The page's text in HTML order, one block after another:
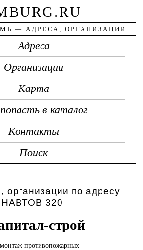
— АДРЕСА, ОРГАНИЗАЦИИ
Адреса
Организации
Карта
в каталог
Контакты
Поиск
организации по адресу
320
строй
монтаж противопожарных